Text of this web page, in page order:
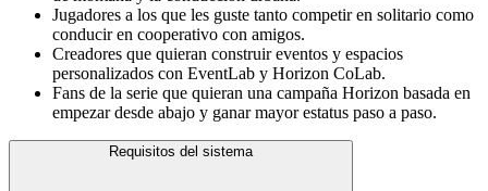
Jugadores a los que les guste tanto competir en solitario como
conducir en cooperativo con amigos.
Creadores que quieran construir eventos y espacios
personalizados con EventLab y Horizon CoLab.
Fans de la serie que quieran una campaña Horizon basada en
empezar desde abajo y ganar mayor estatus paso a paso.
Requisitos del sistema